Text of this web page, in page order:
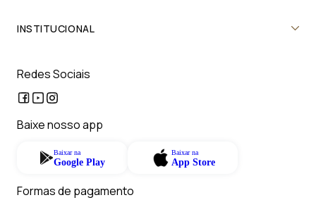
INSTITUCIONAL
Redes Sociais
Baixe nosso app
Baixar na
Google Play
Baixar na
App Store
Formas de pagamento